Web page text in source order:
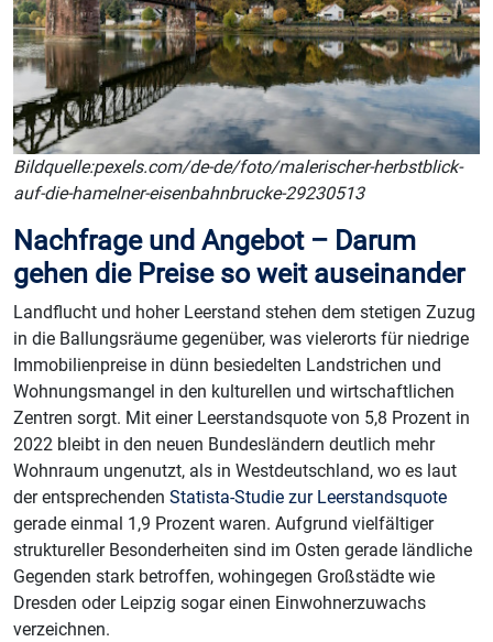
Bildquelle:pexels.com/de-de/foto/malerischer-herbstblick-
auf-die-hamelner-eisenbahnbrucke-29230513
Nachfrage und Angebot – Darum
gehen die Preise so weit auseinander
Landflucht und hoher Leerstand stehen dem stetigen Zuzug
in die Ballungsräume gegenüber, was vielerorts für niedrige
Immobilienpreise in dünn besiedelten Landstrichen und
Wohnungsmangel in den kulturellen und wirtschaftlichen
Zentren sorgt. Mit einer Leerstandsquote von 5,8 Prozent in
2022 bleibt in den neuen Bundesländern deutlich mehr
Wohnraum ungenutzt, als in Westdeutschland, wo es laut
der entsprechenden Statista-Studie zur Leerstandsquote
gerade einmal 1,9 Prozent waren. Aufgrund vielfältiger
struktureller Besonderheiten sind im Osten gerade ländliche
Gegenden stark betroffen, wohingegen Großstädte wie
Dresden oder Leipzig sogar einen Einwohnerzuwachs
verzeichnen.